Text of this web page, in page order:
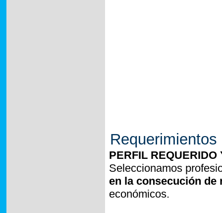
Requerimientos
PERFIL REQUERIDO
Seleccionamos
en la consecución de
económicos.